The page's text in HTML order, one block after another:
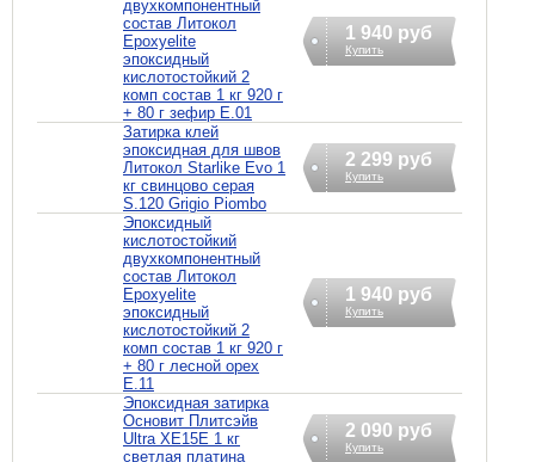
двухкомпонентный
состав Литокол
Epoxyelite
эпоксидный
кислотостойкий 2
комп состав 1 кг 920 г
+ 80 г зефир E.01
1 940 руб
Купить
Затирка клей
эпоксидная для швов
Литокол Starlike Evo 1
кг свинцово серая
S.120 Grigio Piombo
2 299 руб
Купить
Эпоксидный
кислотостойкий
двухкомпонентный
состав Литокол
Epoxyelite
эпоксидный
кислотостойкий 2
комп состав 1 кг 920 г
+ 80 г лесной орех
E.11
1 940 руб
Купить
Эпоксидная затирка
Основит Плитсэйв
Ultra XE15Е 1 кг
светлая платина
2 090 руб
Купить